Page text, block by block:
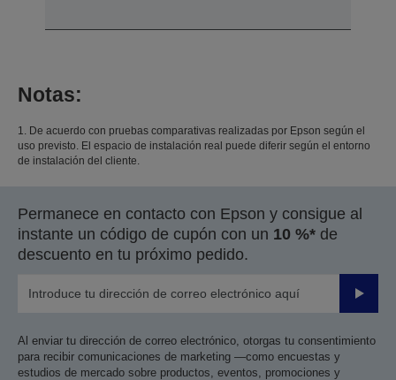
Notas:
1. De acuerdo con pruebas comparativas realizadas por Epson según el
uso previsto. El espacio de instalación real puede diferir según el entorno
de instalación del cliente.
Permanece en contacto con Epson y consigue al
instante un código de cupón con un 10 %* de
descuento en tu próximo pedido.
Enviar
Al enviar tu dirección de correo electrónico, otorgas tu consentimiento
para recibir comunicaciones de marketing —como encuestas y
estudios de mercado sobre productos, eventos, promociones y